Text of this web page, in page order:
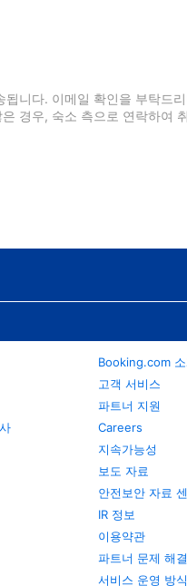
니다. 이메일 확인을 부탁드
경우, 숙소 측으로 연락하여
Booking.com 소
고객 서비스
파트너 지원
Careers
지속가능성
보도 자료
안전보안 자료
IR 정보
이용약관
파트너 문제 해
서비스 운영 방식